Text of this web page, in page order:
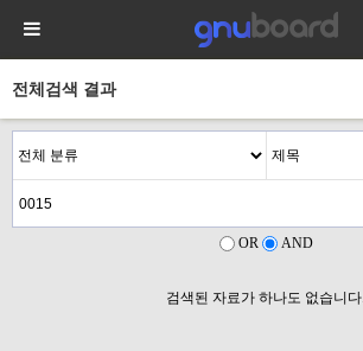
전체검색 결과
OR AND
검색된 자료가 하나도 없습니다.